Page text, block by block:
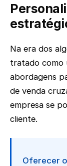
Na era dos
tratado como
abordagens
de venda
empresa se
cliente.
Oferecer